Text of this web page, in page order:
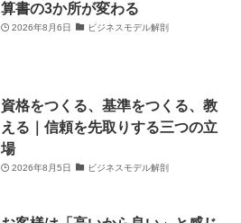
算書の3か所が変わる
2026年8月6日 ビジネスモデル解剖
資格をつくる、基準をつくる、教
える｜信頼を先取りする三つの立
場
2026年8月5日 ビジネスモデル解剖